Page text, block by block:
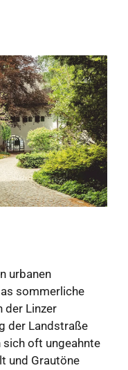
urbanen
sommerliche
der Linzer
der Landstraße
oft ungeahnte
und Grautöne